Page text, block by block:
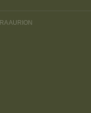
AURION